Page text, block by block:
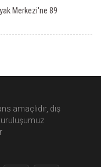
Merkezi'ne 89
amaçlıdır, dış